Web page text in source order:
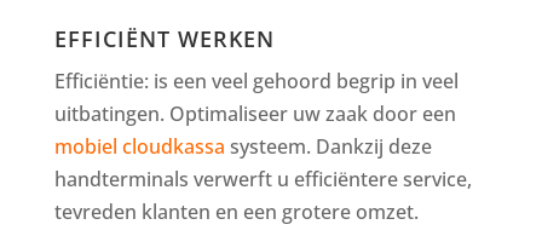
EFFICIËNT WERKEN
Efficiëntie: is een veel gehoord begrip in veel
uitbatingen. Optimaliseer uw zaak door een
mobiel cloudkassa systeem. Dankzij deze
handterminals verwerft u efficiëntere service,
tevreden klanten en een grotere omzet.